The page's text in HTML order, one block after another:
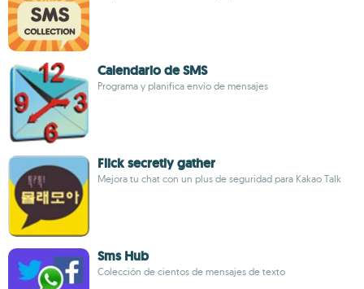
Calendario de SMS
Programa y planifica envío de mensajes
Flick secretly gather
Mejora tu chat con un plus de seguridad para Kakao Talk
Sms Hub
Colección de cientos de mensajes de texto